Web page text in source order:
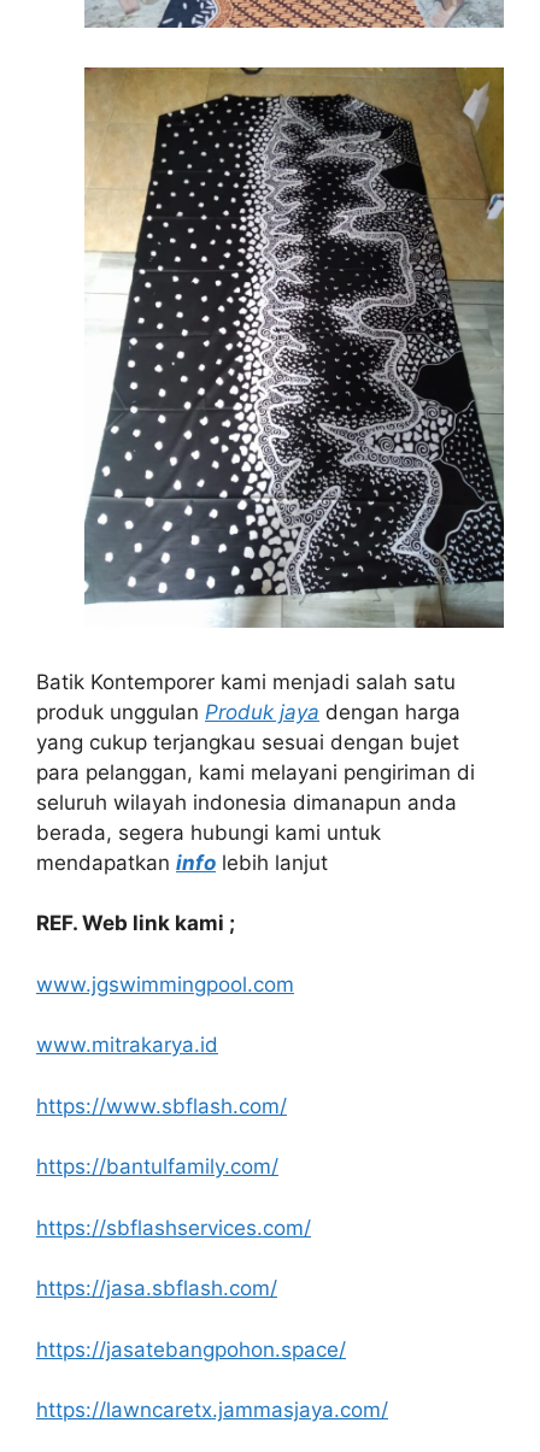
Batik Kontemporer kami menjadi salah satu
produk unggulan Produk jaya dengan harga
yang cukup terjangkau sesuai dengan bujet
para pelanggan, kami melayani pengiriman di
seluruh wilayah indonesia dimanapun anda
berada, segera hubungi kami untuk
mendapatkan info lebih lanjut
REF. Web link kami ;
www.jgswimmingpool.com
www.mitrakarya.id
https://www.sbflash.com/
https://bantulfamily.com/
https://sbflashservices.com/
https://jasa.sbflash.com/
https://jasatebangpohon.space/
https://lawncaretx.jammasjaya.com/